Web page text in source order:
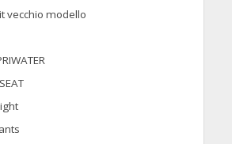
vecchio modello